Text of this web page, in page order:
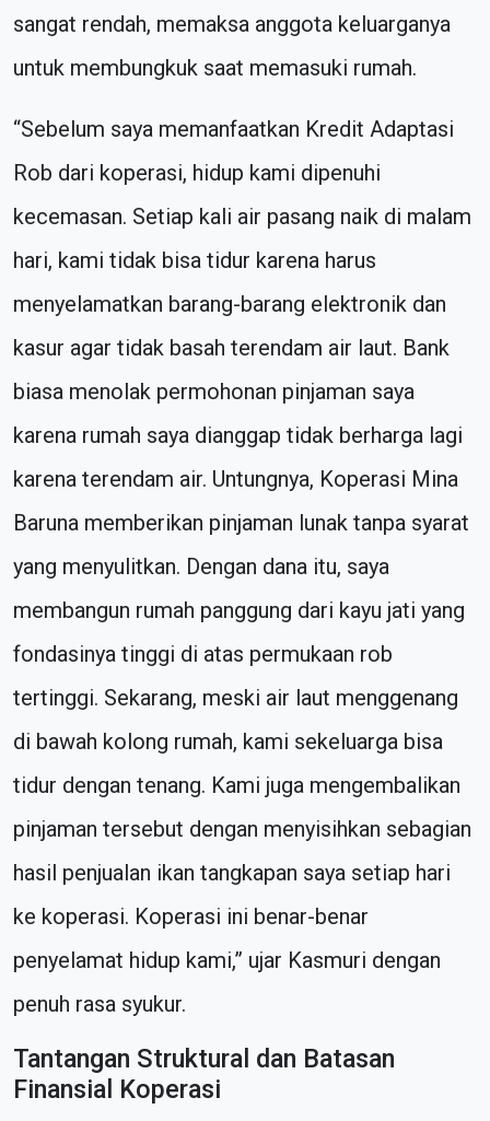
sangat rendah, memaksa anggota keluarganya
untuk membungkuk saat memasuki rumah.
“Sebelum saya memanfaatkan Kredit Adaptasi
Rob dari koperasi, hidup kami dipenuhi
kecemasan. Setiap kali air pasang naik di malam
hari, kami tidak bisa tidur karena harus
menyelamatkan barang-barang elektronik dan
kasur agar tidak basah terendam air laut. Bank
biasa menolak permohonan pinjaman saya
karena rumah saya dianggap tidak berharga lagi
karena terendam air. Untungnya, Koperasi Mina
Baruna memberikan pinjaman lunak tanpa syarat
yang menyulitkan. Dengan dana itu, saya
membangun rumah panggung dari kayu jati yang
fondasinya tinggi di atas permukaan rob
tertinggi. Sekarang, meski air laut menggenang
di bawah kolong rumah, kami sekeluarga bisa
tidur dengan tenang. Kami juga mengembalikan
pinjaman tersebut dengan menyisihkan sebagian
hasil penjualan ikan tangkapan saya setiap hari
ke koperasi. Koperasi ini benar-benar
penyelamat hidup kami,” ujar Kasmuri dengan
penuh rasa syukur.
Tantangan Struktural dan Batasan
Finansial Koperasi